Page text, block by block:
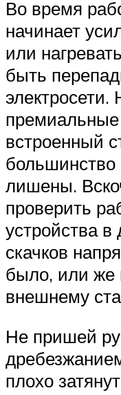
Во время
начинает
или
быть
встроенный
лишены.
проверить
устройства в
скачков
было, или же
внешнему
Не пришей
плохо